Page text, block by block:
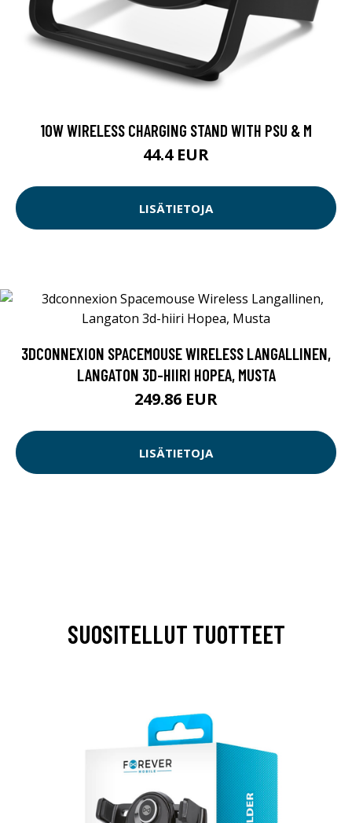
10W WIRELESS CHARGING STAND WITH PSU & M
44.4 EUR
LISÄTIETOJA
3DCONNEXION SPACEMOUSE WIRELESS LANGALLINEN,
LANGATON 3D-HIIRI HOPEA, MUSTA
249.86 EUR
LISÄTIETOJA
SUOSITELLUT TUOTTEET